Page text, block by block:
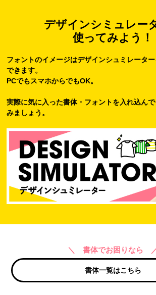
デザインシミュレー
使ってみよう！
フォントのイメージはデザインシュミレータ
できます。
PCでもスマホからでもOK。
実際に気に入った書体・フォントを入れ込ん
みましょう。
＼ 書体でお困りなら
書体一覧はこちら